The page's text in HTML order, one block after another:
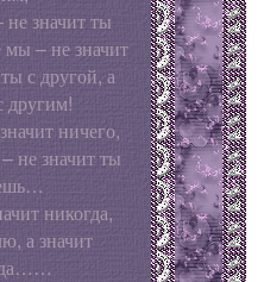
значит ты
мы – не значит
с другой, а
другим!
ничего,
не значит ты
никогда,
а значит